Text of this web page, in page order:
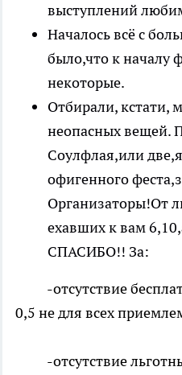
выступлений
Началось всё с
было,что к началу
некоторые.
Отбирали, кстати,
неопасных вещей.
Соулфлая,или
офигенного
Организаторы!От
ехавших к вам
СПАСИБО!! За:
-отсутствие
0,5 не для всех
-отсутствие